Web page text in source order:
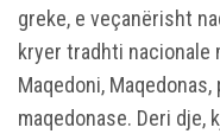
greke, e veçanërisht
kryer tradhti nacionale
Maqedoni,
maqedonase. Deri dje,